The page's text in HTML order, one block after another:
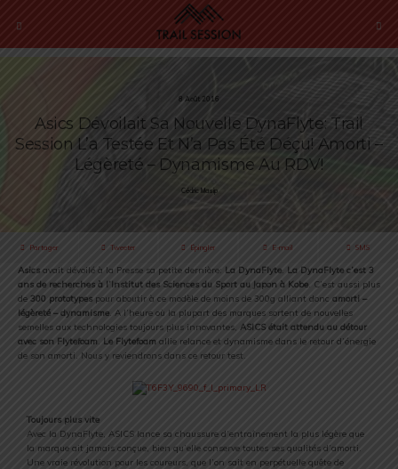
8 Août 2016
Asics Dévoilait Sa Nouvelle DynaFlyte: Trail
Session L’a Testée Et N’a Pas Été Déçu! Amorti –
Légèreté – Dynamisme Au RDV!
Cédric Masip
Partager Tweeter Épingler E-mail SMS
Asics avait dévoilé à la Presse sa petite dernière: La DynaFlyte. La DynaFlyte c’est 3
ans de recherches à l’Institut des Sciences du Sport au Japon à Kobe. C’est aussi plus
de 300 prototypes pour aboutir à ce modèle de moins de 300g alliant donc amorti –
légèreté – dynamisme . A l’heure où la plupart des marques sortent de nouvelles
semelles aux technologies toujours plus innovantes, ASICS était attendu au détour
avec son Flytefoam. Le Flytefoam allie relance et dynamisme dans le retour d’énergie
de son amorti. Nous y reviendrons dans ce retour test.
Toujours plus vite
Avec la DynaFlyte, ASICS lance sa chaussure d’entraînement la plus légère que
la marque ait jamais conçue, bien qu’elle conserve toutes ses qualités d’amorti.
Une vraie révolution pour les coureurs, que l’on sait en perpétuelle quête de